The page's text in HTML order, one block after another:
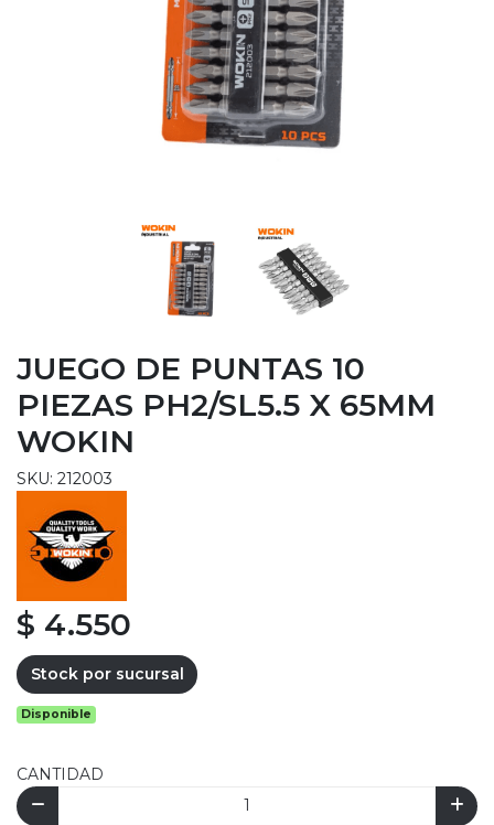
JUEGO DE PUNTAS 10
PIEZAS PH2/SL5.5 X 65MM
WOKIN
SKU: 212003
$ 4.550
Stock por sucursal
Disponible
CANTIDAD